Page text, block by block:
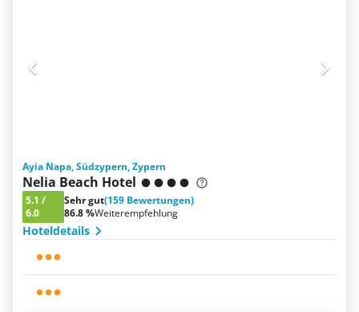
Ayia Napa, Südzypern, Zypern
Nelia Beach Hotel
5.1 /
6.0
Sehr gut(159 Bewertungen)
86.8 %Weiterempfehlung
Hoteldetails